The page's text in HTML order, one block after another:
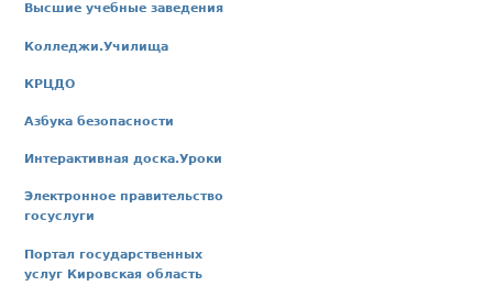
Высшие учебные заведения
Колледжи.Училища
КРЦДО
Азбука безопасности
Интерактивная доска.Уроки
Электронное правительство
госуслуги
Портал государственных
услуг Кировская область